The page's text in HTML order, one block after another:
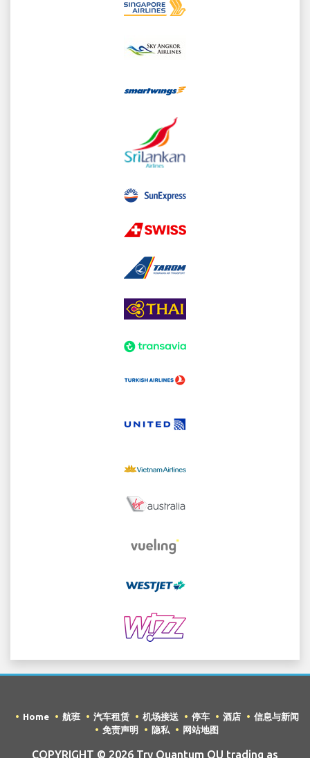
Home 航班 汽车租赁 机场接送 停车 酒店
信息与新闻
免责声明
隐私 网站地图
COPYRIGHT © 2026 Try Quantum OU trading as